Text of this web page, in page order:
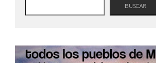
BUSCAR